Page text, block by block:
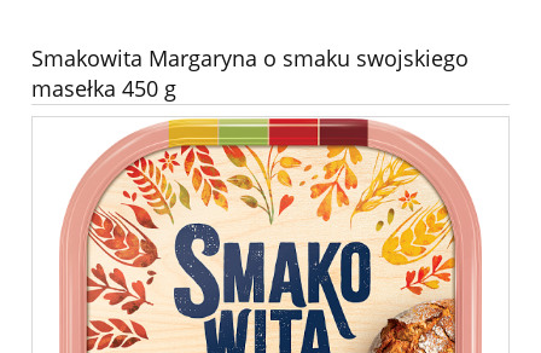
Smakowita Margaryna o smaku swojskiego
masełka 450 g